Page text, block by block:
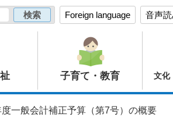
Foreign language 音声
子育て・教育 文化
一般会計補正予算（第7号）の概要